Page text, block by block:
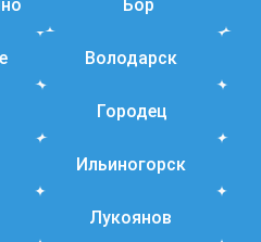
Бор
Володарск
Городец
Ильиногорск
Лукоянов